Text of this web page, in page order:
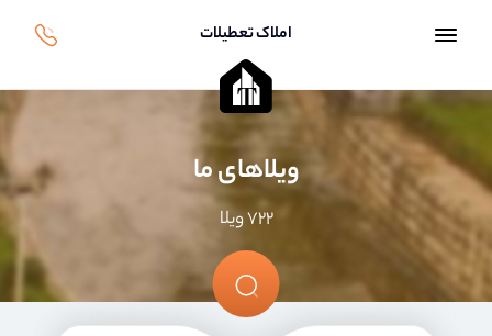
املاک تعطیلات
ویلاهای ما
۷۲۲ ویلا